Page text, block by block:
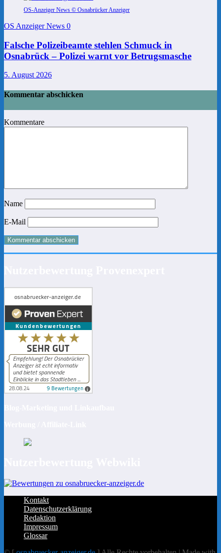
OS-Anzeiger News © Osnabrücker Anzeiger
OS Anzeiger News 0
Falsche Polizeibeamte stehlen Schmuck in
Osnabrück – Polizei warnt vor Betrugsmasche
5. August 2026
Kommentar abschicken
Kommentare
Name
E-Mail
Kontakt
Datenschutzerklärung
Redaktion
Impressum
Glossar